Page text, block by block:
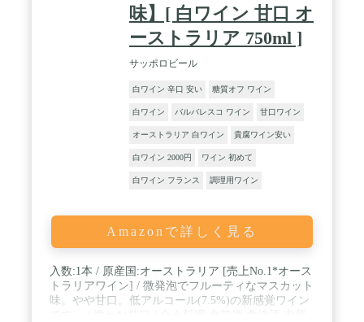
味】[ 白ワイン 甘口 オ
ーストラリア 750ml ]
サッポロビール
白ワイン 辛口 安い 糖質オフ ワイン
白ワイン バルバレスコ ワイン 甘口ワイン
オーストラリア 白ワイン 貴腐ワイン安い
白ワイン 2000円 ワイン 初めて
白ワイン フランス 調理用ワイン
Amazonで詳しく見る
入数:1本 / 原産国:オーストラリア [売上No.1*オース
トラリアワイン] / 微発泡でフルーティなマスカット
味。やや甘口。低アルコール(7.5%)の新感覚ワイン